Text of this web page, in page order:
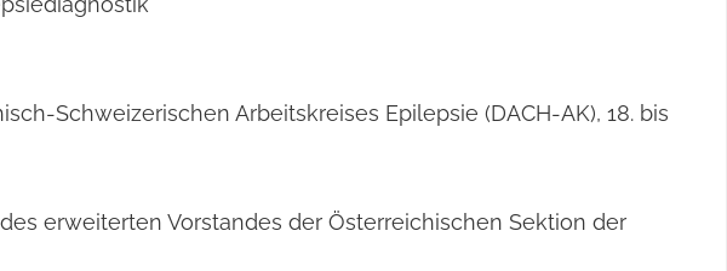
Schweizerischen Arbeitskreises Epilepsie (DACH-AK), 18. bis
erweiterten Vorstandes der Österreichischen Sektion der